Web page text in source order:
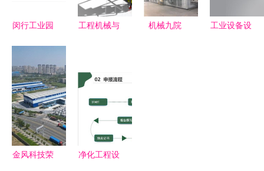
业设计系本
闵行工业园
化厂房到办
公室装修的
一站式服务
工程机械与
基于
工程实现
机械九院
工业设备设
金风科技荣
净化工程设